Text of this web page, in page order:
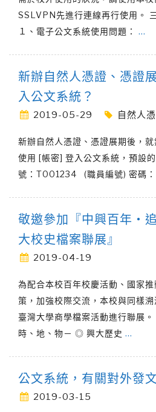
SSLVPN先進行連線再行使用
１、電子公文系統使用問題： …
新辦自然人憑證、憑證
入公文系統？
2019-05-29 自然人
新辦自然人憑證、憑證展期後，
使用 [帳密] 登入公文系統，預設
號：T001234 (職員編號) 密碼：
敬邀參加『中興百年‧
大校史檔案聯展』
2019-04-19
為配合本校百年校慶活動、國家
策，加強校際交流，本校與同樣
臺灣大學商學檔案活動進行聯展。
時、地、物－ ◎ 興大歷史 …
公文系統，有關對外發
2019-03-15